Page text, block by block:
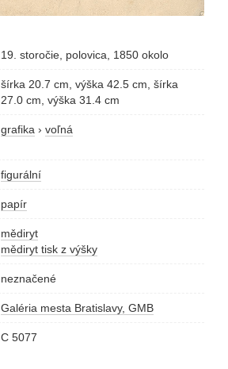
19. storočie, polovica, 1850 okolo
šírka 20.7 cm, výška 42.5 cm, šírka
27.0 cm, výška 31.4 cm
grafika › voľná
figurální
papír
mědiryt
mědiryt tisk z výšky
neznačené
Galéria mesta Bratislavy, GMB
C 5077